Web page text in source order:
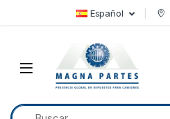
Skip to navigation Español